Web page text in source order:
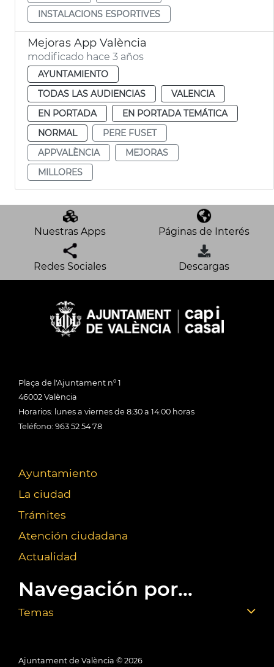
INSTALACIONS ESPORTIVES
Mejoras App València
modificado hace 3 años
AYUNTAMIENTO
TODAS LAS AUDIENCIAS
VALENCIA
EN PORTADA
EN PORTADA TEMÁTICA
NORMAL
PERE FUSET
APPVALÈNCIA
MEJORAS
MILLORES
Nuestras Apps Páginas de Interés
Redes Sociales Descargas
Plaça de l'Ajuntament nº 1
46002 València
Horarios: lunes a viernes de 8:30 a 14:00 horas
Teléfono: 963 52 54 78
Ayuntamiento
La ciudad
Trámites
Atención ciudadana
Actualidad
Navegación por...
Temas
Ajuntament de València © 2026